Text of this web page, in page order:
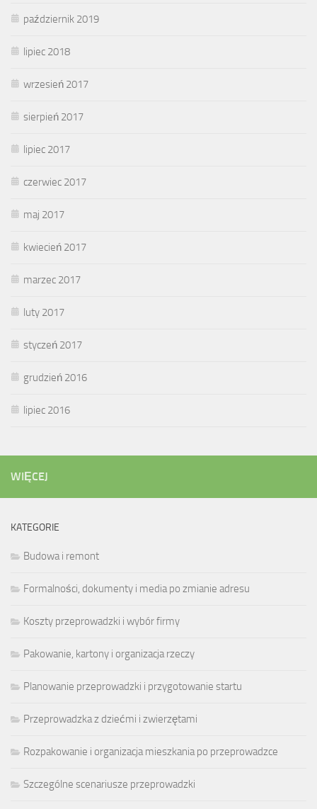
październik 2019
lipiec 2018
wrzesień 2017
sierpień 2017
lipiec 2017
czerwiec 2017
maj 2017
kwiecień 2017
marzec 2017
luty 2017
styczeń 2017
grudzień 2016
lipiec 2016
WIĘCEJ
KATEGORIE
Budowa i remont
Formalności, dokumenty i media po zmianie adresu
Koszty przeprowadzki i wybór firmy
Pakowanie, kartony i organizacja rzeczy
Planowanie przeprowadzki i przygotowanie startu
Przeprowadzka z dziećmi i zwierzętami
Rozpakowanie i organizacja mieszkania po przeprowadzce
Szczególne scenariusze przeprowadzki